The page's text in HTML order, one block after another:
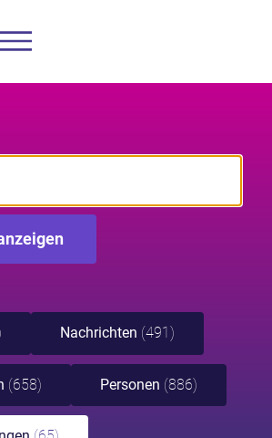
Nachrichten (491)
(658) Personen (886)